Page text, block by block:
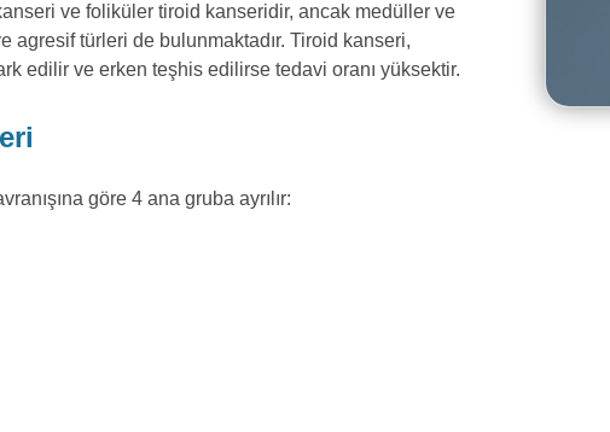
ve foliküler tiroid kanseridir, ancak medüller ve
türleri de bulunmaktadır. Tiroid kanseri,
edilir ve erken teşhis edilirse tedavi oranı yüksektir.
göre 4 ana gruba ayrılır: